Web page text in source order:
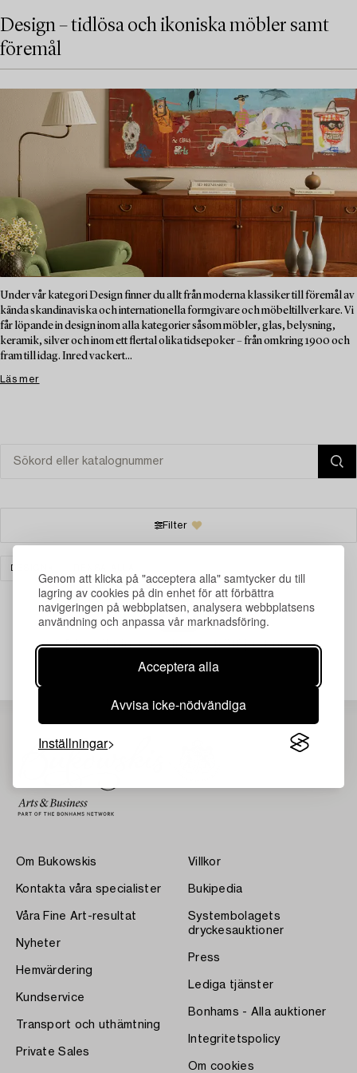
Genom att klicka på "acceptera alla" samtycker du till
lagring av cookies på din enhet för att förbättra
navigeringen på webbplatsen, analysera webbplatsens
användning och anpassa vår marknadsföring.
Acceptera alla
Avvisa icke-nödvändiga
Inställningar
Design – tidlösa och ikoniska möbler samt
föremål
Under vår kategori Design finner du allt från moderna klassiker till föremål av
kända skandinaviska och internationella formgivare och möbeltillverkare. Vi
får löpande in design inom alla kategorier såsom möbler, glas, belysning,
keramik, silver och inom ett flertal olika tidsepoker – från omkring 1900 och
fram till idag. Inred vackert...
Läs mer
Filter
Din sökning gav ingen träff just nu.
Om Bukowskis
Kontakta våra specialister
Våra Fine Art-resultat
Nyheter
Hemvärdering
Kundservice
Transport och uthämtning
Private Sales
Villkor
Bukipedia
Systembolagets
dryckesauktioner
Press
Lediga tjänster
Bonhams - Alla auktioner
Integritetspolicy
Om cookies